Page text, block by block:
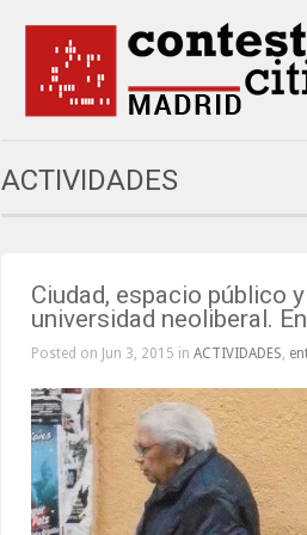
ACTIVIDADES
Ciudad, espacio público
universidad neoliberal.
Posted on Jun 3, 2015 in ACTIVIDADES,